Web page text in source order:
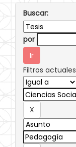
Buscar:
por
Filtros